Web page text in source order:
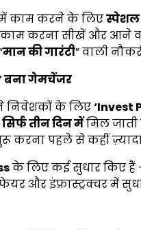
में काम करने के लिएस्पेशल
काम करना सीखें और आने
मान की गारंटी” वाली
बना गेमचेंजर
निवेशकों के लिए‘Invest
सिर्फ तीन दिन मेंमिल जाती
पहले से कहीं ज़्यादा
के लिए कई सुधार किए हैं
और इंफ्रास्ट्रक्चर में